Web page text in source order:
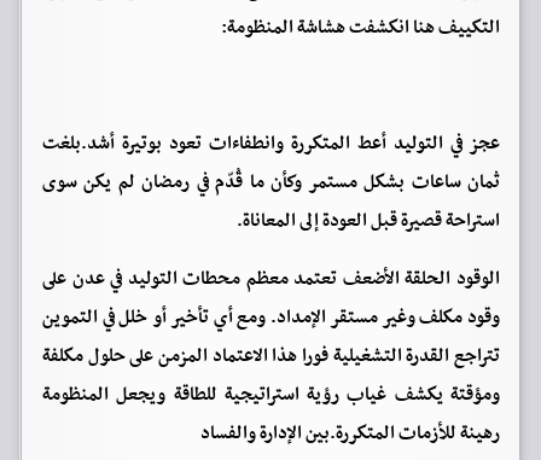
التكييف هنا انكشفت هشاشة المنظومة:
عجز في التوليد أعط المتكررة وانطفاءات تعود بوتيرة أشد.بلغت
ثمان ساعات بشكل مستمر وكأن ما قُدّم في رمضان لم يكن سوى
استراحة قصيرة قبل العودة إلى المعاناة.
الوقود الحلقة الأضعف تعتمد معظم محطات التوليد في عدن على
وقود مكلف وغير مستقر الإمداد. ومع أي تأخير أو خلل في التموين
تتراجع القدرة التشغيلية فورا هذا الاعتماد المزمن على حلول مكلفة
ومؤقتة يكشف غياب رؤية استراتيجية للطاقة ويجعل المنظومة
رهينة للأزمات المتكررة.بين الإدارة والفساد